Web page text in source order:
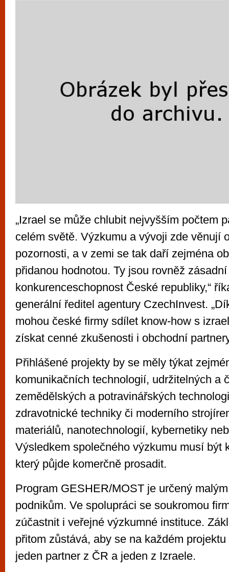
„Izrael se může chlubit nejvyšším počtem
celém světě. Výzkumu a vývoji zde věnují
pozornosti, a v zemi se tak daří zejména
přidanou hodnotou. Ty jsou rovněž
konkurenceschopnost České republiky,“
generální ředitel agentury CzechInvest.
mohou české firmy sdílet know-how s
získat cenné zkušenosti i obchodní
Přihlášené projekty by se měly týkat
komunikačních technologií, udržitelných a
zemědělských a potravinářských
zdravotnické techniky či moderního
materiálů, nanotechnologií, kybernetiky
Výsledkem společného výzkumu musí být
který půjde komerčně prosadit.
Program GESHER/MOST je určený
podnikům. Ve spolupráci se soukromou
zúčastnit i veřejné výzkumné instituce.
přitom zůstává, aby se na každém
jeden partner z ČR a jeden z Izraele.